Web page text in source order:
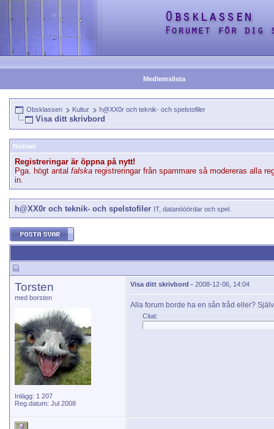
Medlemslista
Obsklassen Kultur h@XX0r och teknik- och spelstofiler
Visa ditt skrivbord
Notiser
Registreringar är öppna på nytt!
Pga. högt antal falska registreringar från spammare så modereras alla
in.
h@XX0r och teknik- och spelstofiler IT, datanööördar och spel.
Torsten
med borsten
Inlägg: 1 207
Reg.datum: Jul 2008
Visa ditt skrivbord - 2008-12-06, 14:04
Alla forum borde ha en sån tråd eller?
Citat: